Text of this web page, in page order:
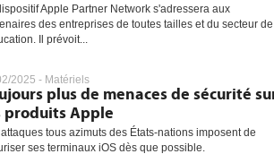
Apple Partner Network s'adressera aux
des entreprises de toutes tailles et du secteur de
Il prévoit...
2025 - Matériels
plus de menaces de sécurité
produits Apple
attaques tous azimuts des États-nations imposent de
ses terminaux iOS dès que possible.